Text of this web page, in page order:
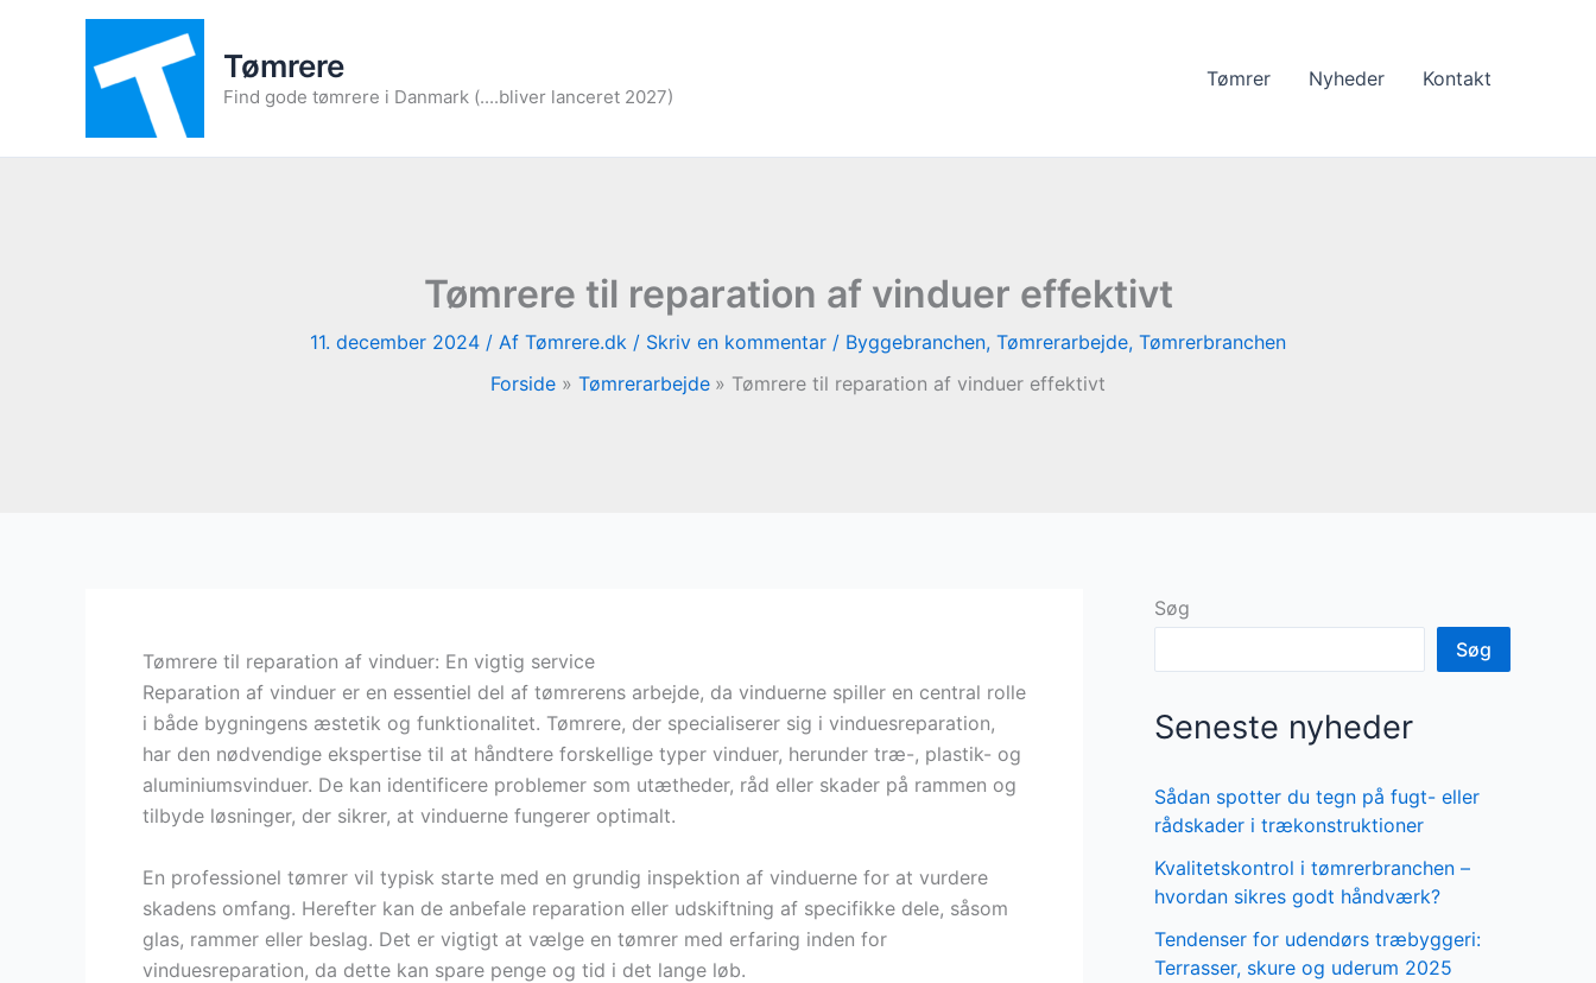
Tømrere
Find gode tømrere i Danmark (....bliver lanceret 2027)
Tømrer Nyheder Kontakt
Tømrere til reparation af vinduer effektivt
11. december 2024 / Af Tømrere.dk / Skriv en kommentar / Byggebranchen, Tømrerarbejde, Tømrerbranchen
Forside
Tømrerarbejde Tømrere til reparation af vinduer effektivt
Tømrere til reparation af vinduer: En vigtig service
Reparation af vinduer er en essentiel del af tømrerens arbejde, da vinduerne spiller en central rolle
i både bygningens æstetik og funktionalitet. Tømrere, der specialiserer sig i vinduesreparation,
har den nødvendige ekspertise til at håndtere forskellige typer vinduer, herunder træ-, plastik- og
aluminiumsvinduer. De kan identificere problemer som utætheder, råd eller skader på rammen og
tilbyde løsninger, der sikrer, at vinduerne fungerer optimalt.
En professionel tømrer vil typisk starte med en grundig inspektion af vinduerne for at vurdere
skadens omfang. Herefter kan de anbefale reparation eller udskiftning af specifikke dele, såsom
glas, rammer eller beslag. Det er vigtigt at vælge en tømrer med erfaring inden for
vinduesreparation, da dette kan spare penge og tid i det lange løb.
Søg
Søg
Seneste nyheder
Sådan spotter du tegn på fugt- eller
rådskader i trækonstruktioner
Kvalitetskontrol i tømrerbranchen –
hvordan sikres godt håndværk?
Tendenser for udendørs træbyggeri:
Terrasser, skure og uderum 2025